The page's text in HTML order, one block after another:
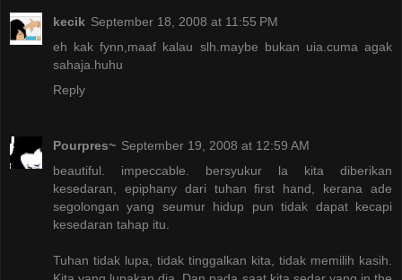
kecik September 18, 2008 at 11:55 PM
eh kak fynn,maaf kalau slh.maybe bukan uia.cuma agak
sahaja.huhu
Reply
Pourpres~ September 19, 2008 at 12:59 AM
beautiful. impeccable. bersyukur la kita diberikan
kesedaran, epiphany dari tuhan first hand, kerana ade
segolongan yang seumur hidup pun tidak dapat kecapi
kesedaran tahap itu.
Tuhan tidak lupa, tidak tinggalkan kita, tidak memilih kasih.